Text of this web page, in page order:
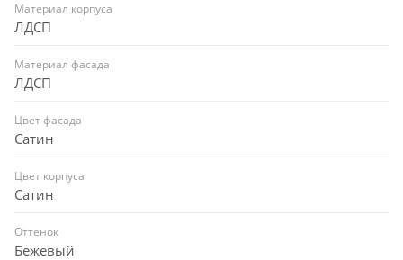
Материал корпуса
ЛДСП
Материал фасада
ЛДСП
Цвет фасада
Сатин
Цвет корпуса
Сатин
Оттенок
Бежевый